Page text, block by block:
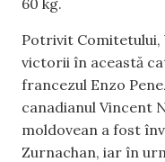
60 kg.
Potrivit
victorii în această
francezul Enzo
canadianul Vincent
moldovean a fost
Zurnachan, iar în